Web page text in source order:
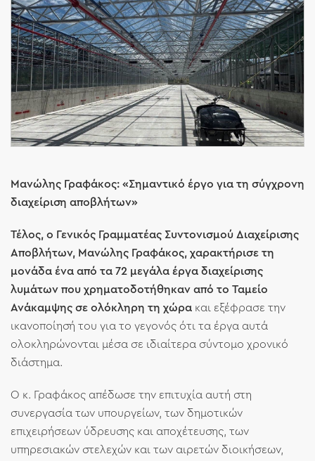
Μανώλης Γραφάκος: «Σημαντικό έργο για τη σύγχρονη
διαχείριση αποβλήτων»
Τέλος, ο Γενικός Γραμματέας Συντονισμού Διαχείρισης
Αποβλήτων, Μανώλης Γραφάκος, χαρακτήρισε τη
μονάδα ένα από τα 72 μεγάλα έργα διαχείρισης
λυμάτων που χρηματοδοτήθηκαν από το Ταμείο
Ανάκαμψης σε ολόκληρη τη χώρα και εξέφρασε την
ικανοποίησή του για το γεγονός ότι τα έργα αυτά
ολοκληρώνονται μέσα σε ιδιαίτερα σύντομο χρονικό
διάστημα.
Ο κ. Γραφάκος απέδωσε την επιτυχία αυτή στη
συνεργασία των υπουργείων, των δημοτικών
επιχειρήσεων ύδρευσης και αποχέτευσης, των
υπηρεσιακών στελεχών και των αιρετών διοικήσεων,